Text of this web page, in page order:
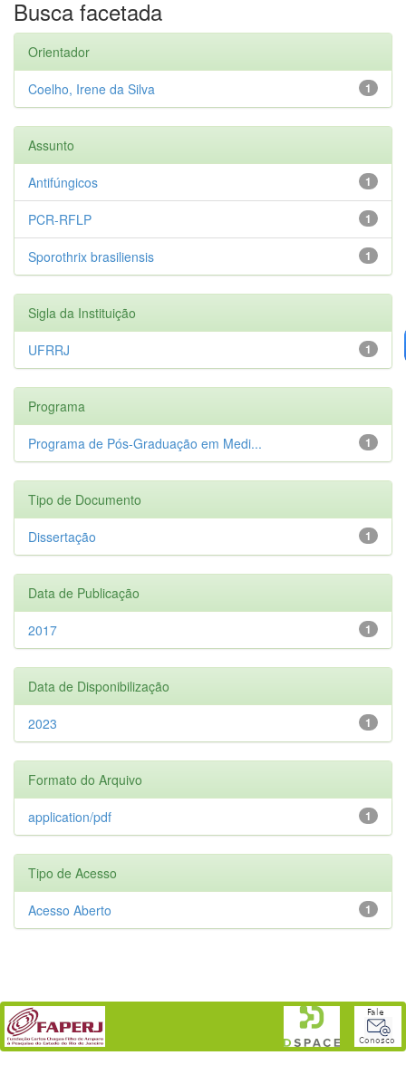
Busca facetada
Orientador
1
Coelho, Irene da Silva
Assunto
1
Antifúngicos
1
PCR-RFLP
1
Sporothrix brasiliensis
Sigla da Instituição
1
UFRRJ
Programa
1
Programa de Pós-Graduação em Medi...
Tipo de Documento
1
Dissertação
Data de Publicação
1
2017
Data de Disponibilização
1
2023
Formato do Arquivo
1
application/pdf
Tipo de Acesso
1
Acesso Aberto